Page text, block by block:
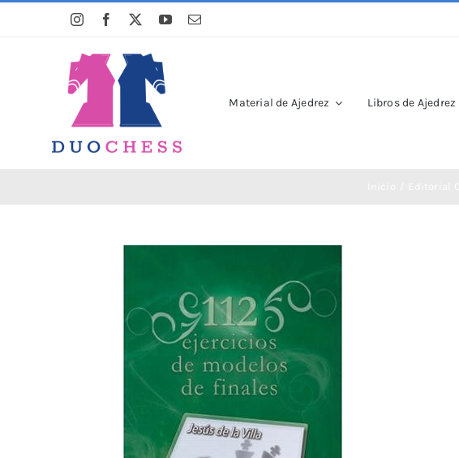
Material de Ajedrez Libros de Ajedrez